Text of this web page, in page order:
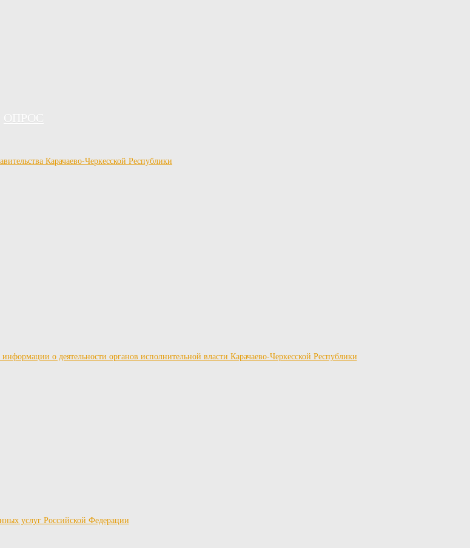
ОПРОС
о деятельности органов исполнительной власти Карачаево-Черкесской Республики